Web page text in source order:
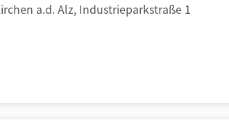
a.d. Alz, Industrieparkstraße 1